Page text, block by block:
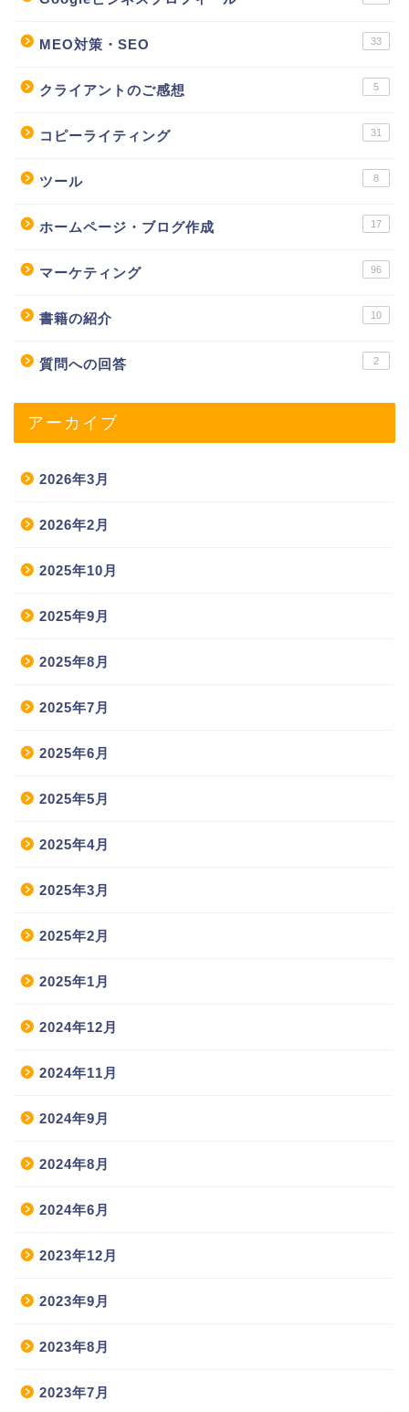
MEO対策・SEO 33
クライアントのご感想 5
コピーライティング 31
ツール 8
ホームページ・ブログ作成 17
マーケティング 96
書籍の紹介 10
質問への回答 2
アーカイブ
2026年3月
2026年2月
2025年10月
2025年9月
2025年8月
2025年7月
2025年6月
2025年5月
2025年4月
2025年3月
2025年2月
2025年1月
2024年12月
2024年11月
2024年9月
2024年8月
2024年6月
2023年12月
2023年9月
2023年8月
2023年7月